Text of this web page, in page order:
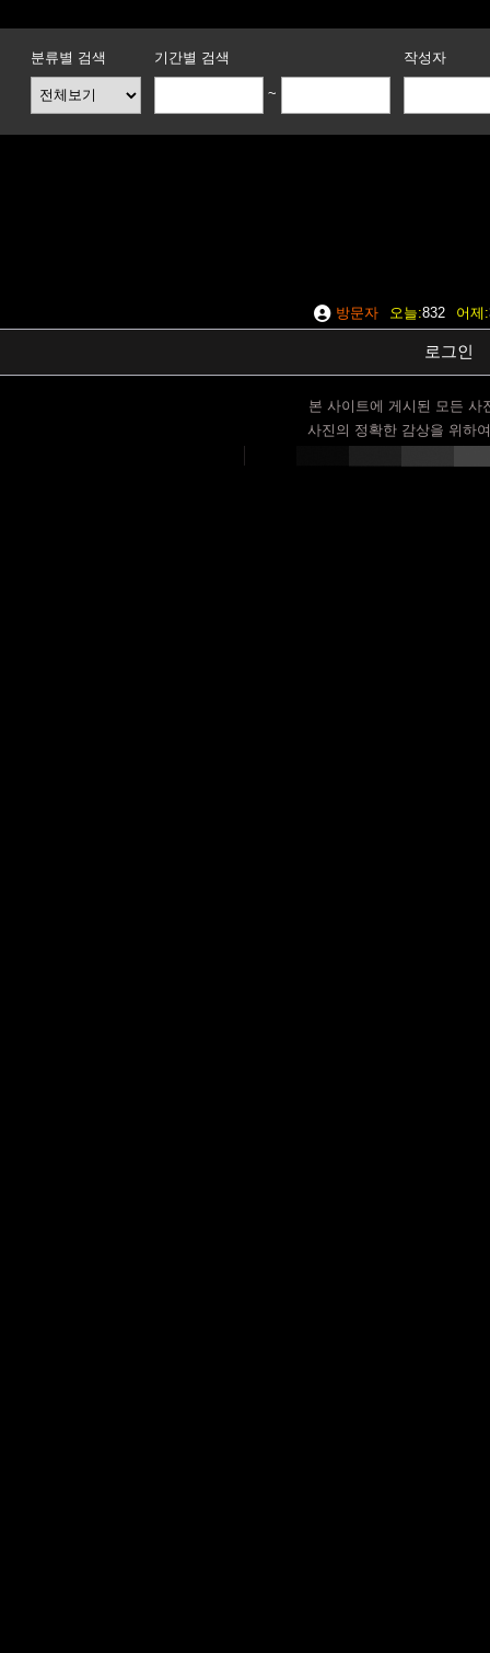
분류별 검색 기간별 검색
~
작성자
방문자 오늘 832 어제
로그인
본 사이트에 게시된 모든 사
사진의 정확한 감상을 위하